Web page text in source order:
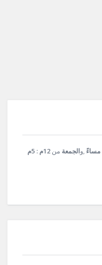
,والجمعة من 12م : 5م